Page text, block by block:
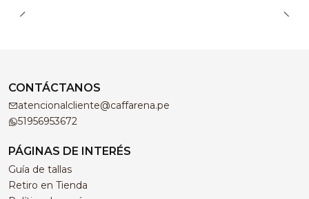
CONTÁCTANOS
atencionalcliente@caffarena.pe
51956953672
PÁGINAS DE INTERÉS
Guía de tallas
Retiro en Tienda